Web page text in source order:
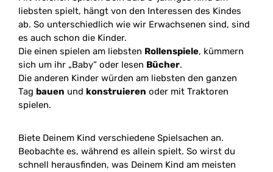
liebsten spielt, hängt von den Interessen des Kindes
ab. So unterschiedlich wie wir Erwachsenen sind, sind
es auch schon die Kinder.
Die einen spielen am liebsten Rollenspiele, kümmern
sich um ihr „Baby“ oder lesen Bücher.
Die anderen Kinder würden am liebsten den ganzen
Tag bauen und konstruieren oder mit Traktoren
spielen.
Biete Deinem Kind verschiedene Spielsachen an.
Beobachte es, während es allein spielt. So wirst du
schnell herausfinden, was Deinem Kind am meisten